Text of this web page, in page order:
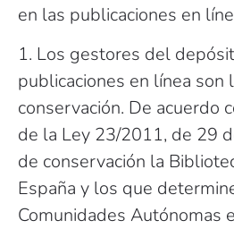
en las publicaciones en
1. Los gestores del
publicaciones en línea son
conservación. De acuerdo
de la Ley 23/2011, de 29
de conservación la
España y los que
Comunidades Autónomas